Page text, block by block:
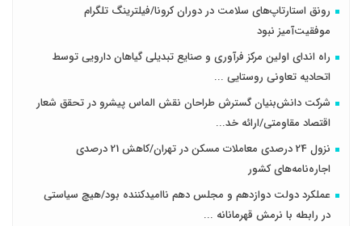
رونق استارتاپ‌های سلامت در دوران کرونا/فیلترینگ تلگرام
موفقیت‌آمیز نبود
راه اندای اولین مرکز فرآوری و صنایع تبدیلی گیاهان دارویی توسط
اتحادیه تعاونی روستایی ...
شرکت دانش‌بنیان گسترش طراحان‌‌ ‌نقش‌ الماس پیشرو در تحقق شعار
اقتصاد مقاومتی/ارائه خد...
نزول 24 درصدی معاملات مسکن در تهران/کاهش 21 درصدی
اجاره‌نامه‌های کشور
عملکرد دولت دوازدهم و مجلس دهم ناامیدکننده بود/هیچ سیاستی
در رابطه با نرمش قهرمانانه ...